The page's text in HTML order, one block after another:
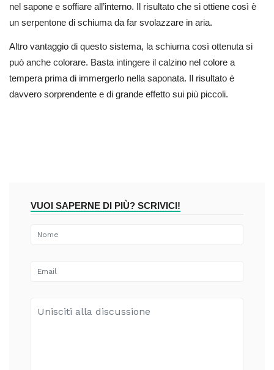
nel sapone e soffiare all’interno. Il risultato che si ottiene così è
un serpentone di schiuma da far svolazzare in aria.
Altro vantaggio di questo sistema, la schiuma così ottenuta si
può anche colorare. Basta intingere il calzino nel colore a
tempera prima di immergerlo nella saponata. Il risultato è
davvero sorprendente e di grande effetto sui più piccoli.
VUOI SAPERNE DI PIÙ? SCRIVICI!